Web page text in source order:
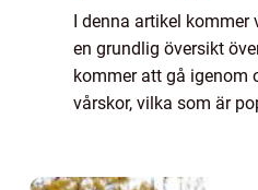
I denna artikel
en grundlig översikt
kommer att gå igenom
vårskor, vilka som är